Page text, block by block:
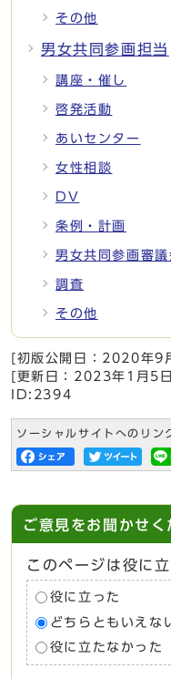
その他
男女共同参画担当
講座・催し
啓発活動
あいセンター
女性相談
DV
条例・計画
男女共同参画審議
調査
その他
[初版公開日： 2020年9
[更新日： 2023年1月5
ID:2394
ソーシャルサイトへのリン
ご意見をお聞かせく
このページは役に
役に立った
どちらともいえな
役に立たなかった